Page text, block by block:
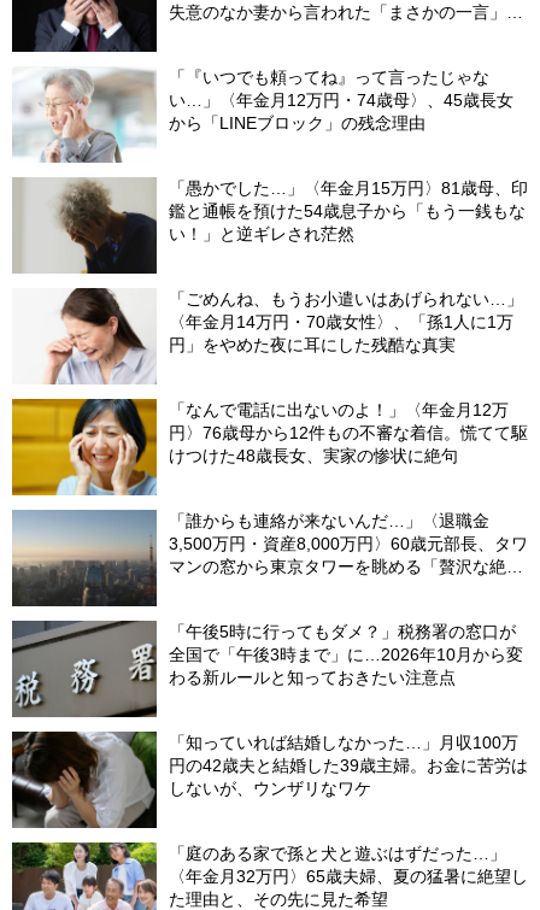
失意のなか妻から言われた「まさかの一言」に
「『いつでも頼ってね』って言ったじゃな
い…」〈年金月12万円・74歳母〉、45歳長女
から「LINEブロック」の残念理由
「愚かでした…」〈年金月15万円〉81歳母、印
鑑と通帳を預けた54歳息子から「もう一銭もな
い！」と逆ギレされ茫然
「ごめんね、もうお小遣いはあげられない…」
〈年金月14万円・70歳女性〉、「孫1人に1万
円」をやめた夜に耳にした残酷な真実
「なんで電話に出ないのよ！」〈年金月12万
円〉76歳母から12件もの不審な着信。慌てて駆
けつけた48歳長女、実家の惨状に絶句
「誰からも連絡が来ないんだ…」〈退職金
3,500万円・資産8,000万円〉60歳元部長、タワ
マンの窓から東京タワーを眺める「贅沢な絶
「午後5時に行ってもダメ？」税務署の窓口が
全国で「午後3時まで」に…2026年10月から変
わる新ルールと知っておきたい注意点
「知っていれば結婚しなかった…」月収100万
円の42歳夫と結婚した39歳主婦。お金に苦労は
しないが、ウンザリなワケ
「庭のある家で孫と犬と遊ぶはずだった…」
〈年金月32万円〉65歳夫婦、夏の猛暑に絶望し
た理由と、その先に見た希望